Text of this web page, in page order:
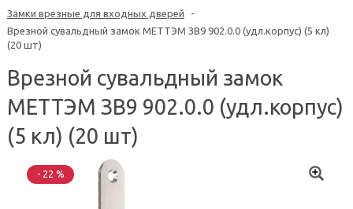
Замки врезные для входных дверей
-
Врезной сувальдный замок МЕТТЭМ ЗВ9 902.0.0 (удл.корпус) (5 кл)
(20 шт)
Врезной сувальдный замок
МЕТТЭМ ЗВ9 902.0.0 (удл.корпус)
(5 кл) (20 шт)
- 22 %